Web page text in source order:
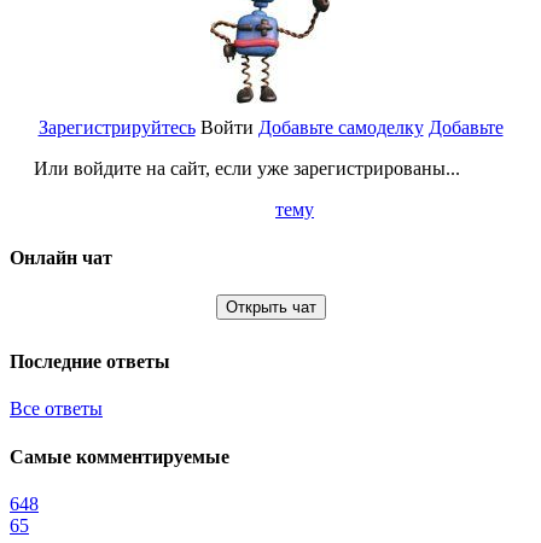
Зарегистрируйтесь
Или войдите на сайт, если уже зарегистрированы...
Войти Добавьте самоделку Добавьте
тему
Онлайн чат
Открыть чат
Последние ответы
Все ответы
Самые комментируемые
648
65